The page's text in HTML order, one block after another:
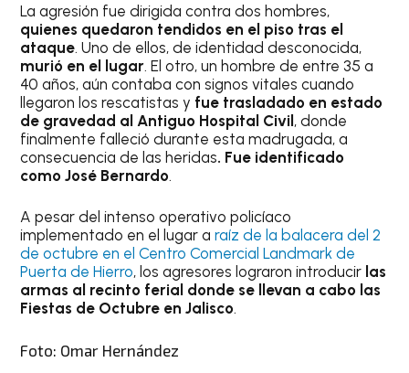
La agresión fue dirigida contra dos hombres,
quienes quedaron tendidos en el piso tras el
ataque. Uno de ellos, de identidad desconocida,
murió en el lugar. El otro, un hombre de entre 35 a
40 años, aún contaba con signos vitales cuando
llegaron los rescatistas y fue trasladado en estado
de gravedad al Antiguo Hospital Civil, donde
finalmente falleció durante esta madrugada, a
consecuencia de las heridas. Fue identificado
como José Bernardo.
A pesar del intenso operativo policíaco
implementado en el lugar a raíz de la balacera del 2
de octubre en el Centro Comercial Landmark de
Puerta de Hierro, los agresores lograron introducir las
armas al recinto ferial donde se llevan a cabo las
Fiestas de Octubre en Jalisco.
Foto: Omar Hernández